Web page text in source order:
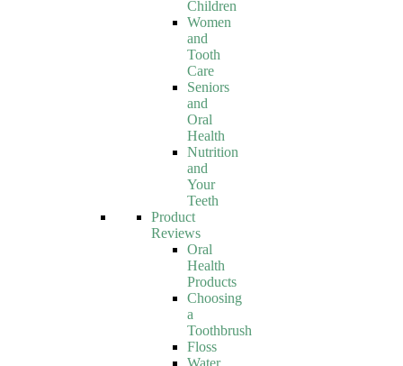
Children
Women
and
Tooth
Care
Seniors
and
Oral
Health
Nutrition
and
Your
Teeth
Product
Reviews
Oral
Health
Products
Choosing
a
Toothbrush
Floss
Water